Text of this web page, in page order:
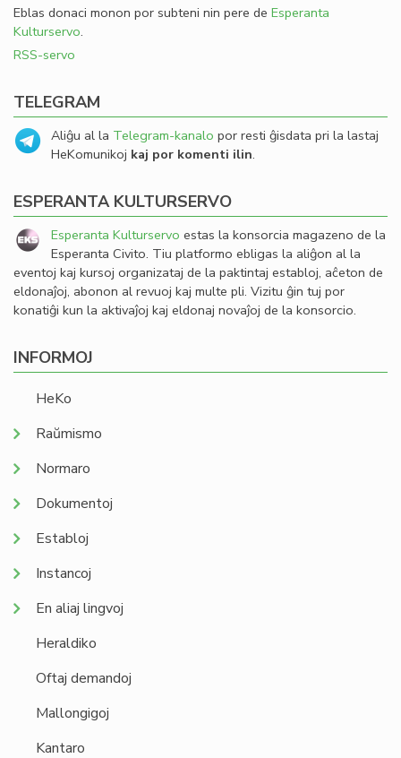
Eblas donaci monon por subteni nin pere de Esperanta
Kulturservo.
RSS-servo
TELEGRAM
Aliĝu al la Telegram-kanalo por resti ĝisdata pri la lastaj
HeKomunikoj kaj por komenti ilin.
ESPERANTA KULTURSERVO
Esperanta Kulturservo estas la konsorcia magazeno de la
Esperanta Civito. Tiu platformo ebligas la aliĝon al la
eventoj kaj kursoj organizataj de la paktintaj establoj, aĉeton de
eldonaĵoj, abonon al revuoj kaj multe pli. Vizitu ĝin tuj por
konatiĝi kun la aktivaĵoj kaj eldonaj novaĵoj de la konsorcio.
INFORMOJ
HeKo
Raŭmismo
Normaro
Dokumentoj
Establoj
Instancoj
En aliaj lingvoj
Heraldiko
Oftaj demandoj
Mallongigoj
Kantaro